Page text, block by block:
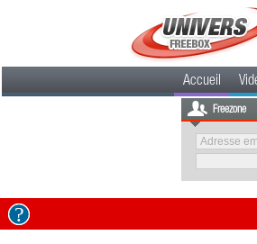
Accueil
Freezone